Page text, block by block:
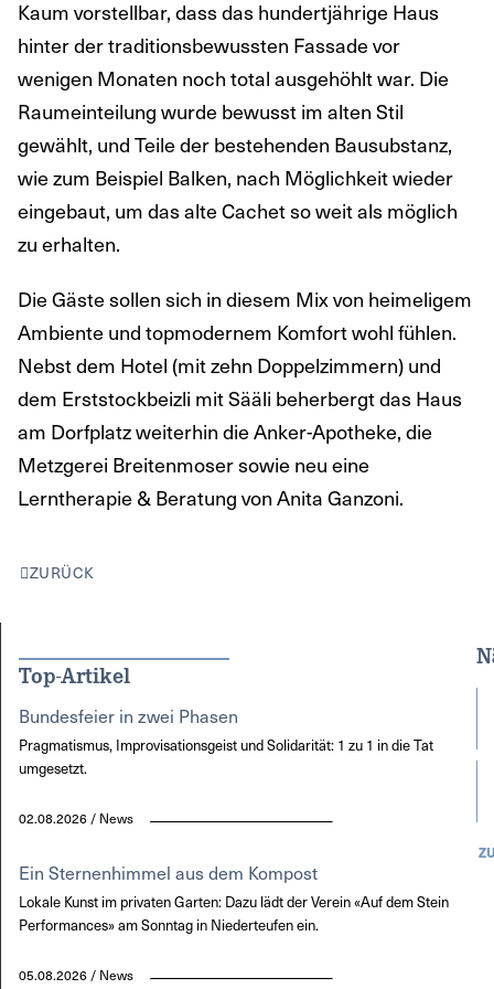
Kaum vorstellbar, dass das hundertjährige Haus
hinter der traditionsbewussten Fassade vor
wenigen Monaten noch total ausgehöhlt war. Die
Raumeinteilung wurde bewusst im alten Stil
gewählt, und Teile der bestehenden Bausubstanz,
wie zum Beispiel Balken, nach Möglichkeit wieder
eingebaut, um das alte Cachet so weit als möglich
zu erhalten.
Die Gäste sollen sich in diesem Mix von heimeligem
Ambiente und topmodernem Komfort wohl fühlen.
Nebst dem Hotel (mit zehn Doppelzimmern) und
dem Erststockbeizli mit Sääli beherbergt das Haus
am Dorfplatz weiterhin die Anker-Apotheke, die
Metzgerei Breitenmoser sowie neu eine
Lerntherapie & Beratung von Anita Ganzoni.
ZURÜCK
Top-Artikel
Bundesfeier in zwei Phasen
Pragmatismus, Improvisationsgeist und Solidarität: 1 zu 1 in die Tat
umgesetzt.
02.08.2026 / News
Ein Sternenhimmel aus dem Kompost
Lokale Kunst im privaten Garten: Dazu lädt der Verein «Auf dem Stein
Performances» am Sonntag in Niederteufen ein.
05.08.2026 / News